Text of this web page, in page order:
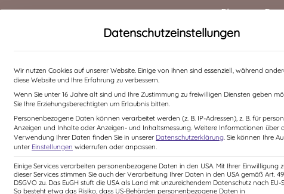
Blog
Wahrheit kund
Datenschutzeinstellungen
Wir nutzen Cookies auf unserer Website. Einige von ihnen sind essenziell, während
diese Website und Ihre Erfahrung zu verbessern.
Wenn Sie unter 16 Jahre alt sind und Ihre Zustimmung zu freiwilligen Diensten geben
Sie Ihre Erziehungsberechtigten um Erlaubnis bitten.
Personenbezogene Daten können verarbeitet werden (z. B. IP-Adressen), z. B. für
Anzeigen und Inhalte oder Anzeigen- und Inhaltsmessung. Weitere Informationen über
Verwendung Ihrer Daten finden Sie in unserer Datenschutzerklärung. Sie können Ihre
unter Einstellungen widerrufen oder anpassen.
Einige Services verarbeiten personenbezogene Daten in den USA. Mit Ihrer Einwilligung
dieser Services stimmen Sie auch der Verarbeitung Ihrer Daten in den USA gemäß Art.
DSGVO zu. Das EuGH stuft die USA als Land mit unzureichendem Datenschutz nach
So besteht etwa das Risiko, dass US-Behörden personenbezogene Daten in